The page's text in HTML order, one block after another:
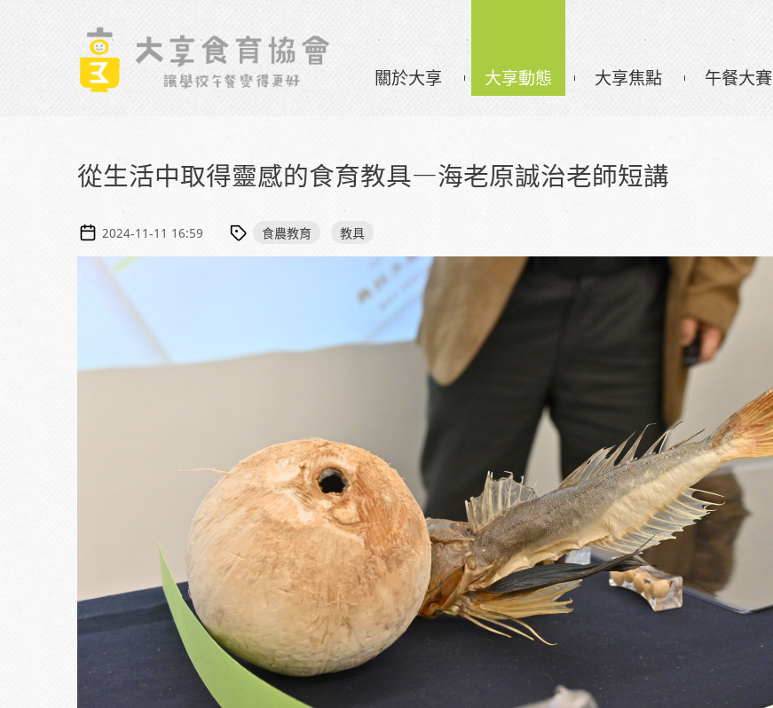
關於大享 大享動態 大享焦點 午餐大賽
從生活中取得靈感的食育教具—海老原誠治老師短講
2024-11-11 16:59 食農教育 教具